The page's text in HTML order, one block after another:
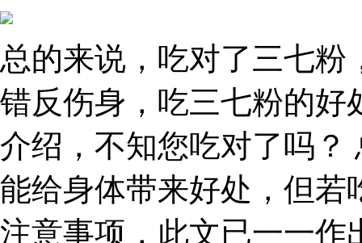
总的来说，吃对了三七粉
错反伤身，吃三七粉的好
介绍，不知您吃对了吗？
能给身体带来好处，但若
注意事项，此文已一一作